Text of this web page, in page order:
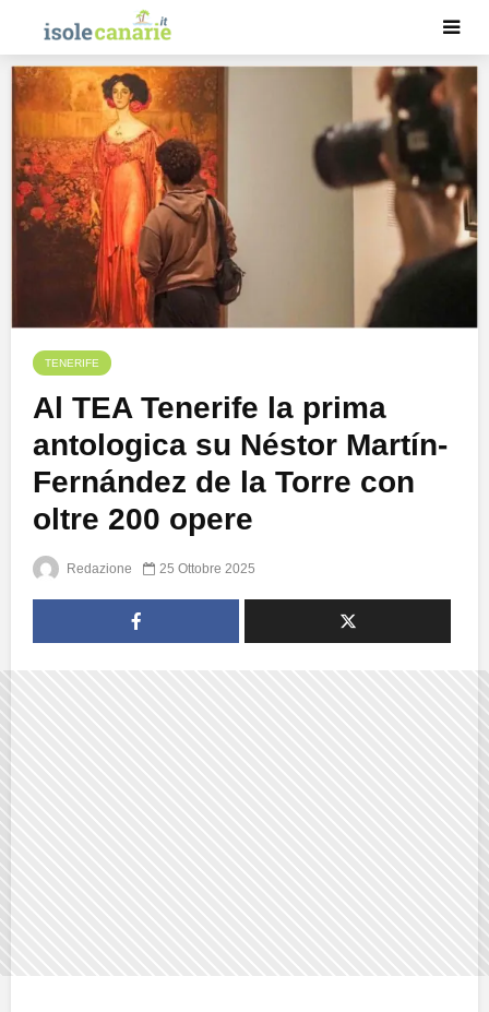
TENERIFE
Al TEA Tenerife la prima
antologica su Néstor Martín-
Fernández de la Torre con
oltre 200 opere
Redazione 25 Ottobre 2025